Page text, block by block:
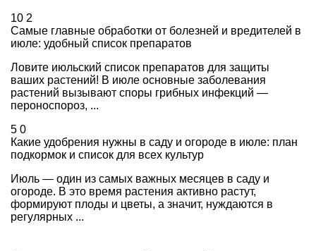
10 2
Самые главные обработки от болезней и вредителей в
июле: удобный список препаратов
Ловите июльский список препаратов для защиты
ваших растений! В июле основные заболевания
растений вызывают споры грибных инфекций —
пероноспороз, ...
5 0
Какие удобрения нужны в саду и огороде в июле: план
подкормок и список для всех культур
Июль — один из самых важных месяцев в саду и
огороде. В это время растения активно растут,
формируют плоды и цветы, а значит, нуждаются в
регулярных ...